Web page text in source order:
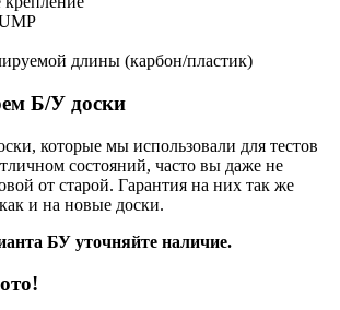
длины (карбон/пластик)
Б/У доски
которые мы использовали для тестов
состояний, часто вы даже не
от старой. Гарантия на них так же
и на новые доски.
БУ уточняйте наличие.